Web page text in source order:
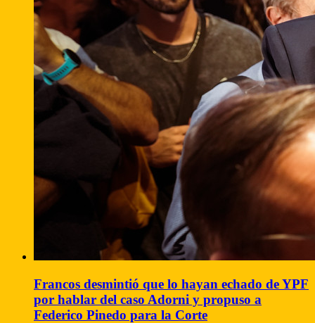
Francos desmintió que lo hayan echado de YPF
por hablar del caso Adorni y propuso a
Federico Pinedo para la Corte